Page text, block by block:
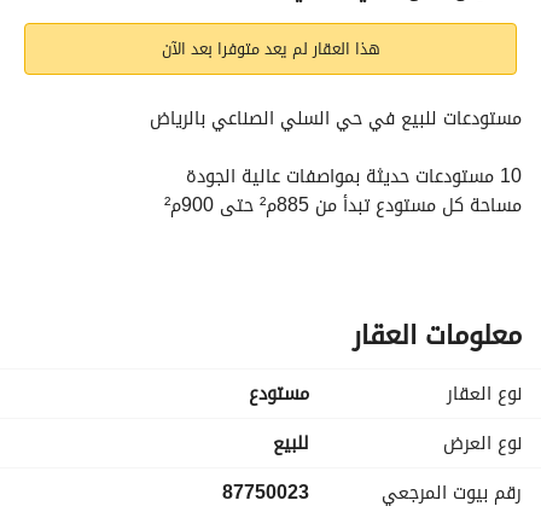
هذا العقار لم يعد متوفرا بعد الآن
مستودعات للبيع في حي السلي الصناعي بالرياض
10 مستودعات حديثة بمواصفات عالية الجودة
مساحة كل مستودع تبدأ من 885م² حتى 900م²
عداد كهرباء مستقل (150 أمبير على الجهد الجديد)
هارون الرشيد
للتواصل مباشرة: 0505217700
معلومات العقار
نوع العقار
مستودع
نوع العرض
للبيع
رقم بيوت المرجعي
87750023